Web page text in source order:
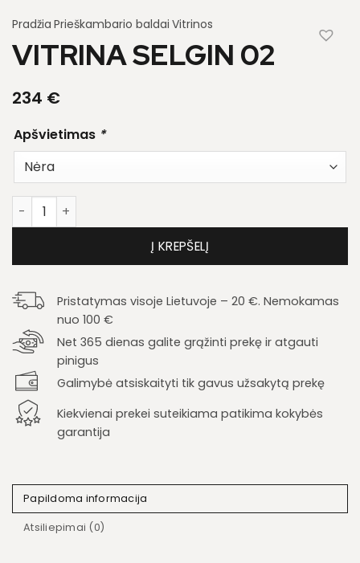
Pradžia Prieškambario baldai Vitrinos
VITRINA SELGIN 02
234 €
Apšvietimas *
produkto kiekis: Vitrina Selgin 02
Į KREPŠELĮ
Pristatymas visoje Lietuvoje – 20 €. Nemokamas
nuo 100 €
Net 365 dienas galite grąžinti prekę ir atgauti
pinigus
Galimybė atsiskaityti tik gavus užsakytą prekę
Kiekvienai prekei suteikiama patikima kokybės
garantija
Papildoma informacija
Atsiliepimai (0)